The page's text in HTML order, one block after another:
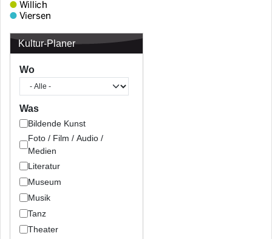
Kultur-Planer
Wo
Was
Bildende Kunst
Foto / Film / Audio /
Medien
Literatur
Museum
Musik
Tanz
Theater